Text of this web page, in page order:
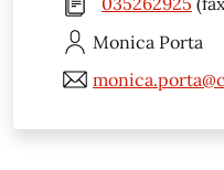
Monica Porta